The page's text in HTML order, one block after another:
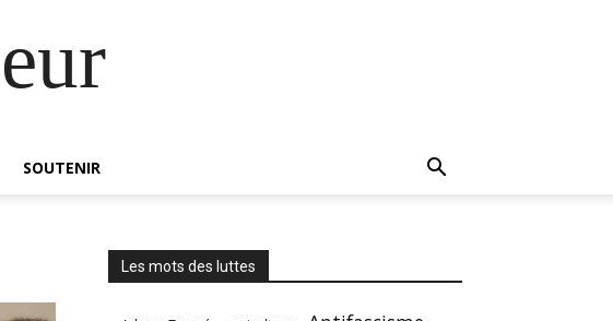
SOUTENIR
Les mots des luttes